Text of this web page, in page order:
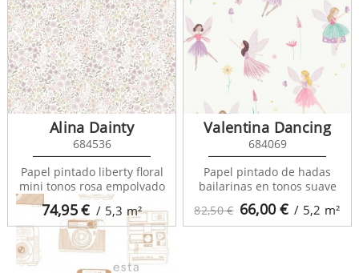
Fab 138836
74,95€ / 5,3 m²
Alina Dainty
684536
Papel pintado liberty floral
mini tonos rosa empolvado
82,50 € 66,00€ / 5,2 m²
Valentina Dancing
684069
Papel pintado de hadas
bailarinas en tonos suave